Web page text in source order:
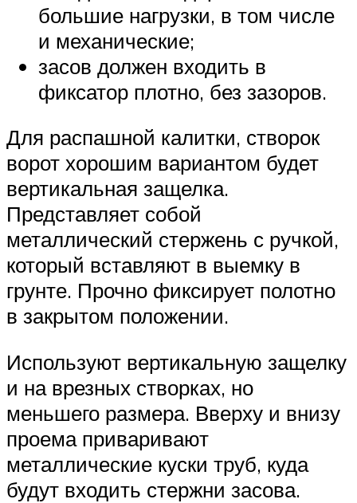
большие нагрузки, в том числе
и механические;
засов должен входить в
фиксатор плотно, без зазоров.
Для распашной калитки, створок
ворот хорошим вариантом будет
вертикальная защелка.
Представляет собой
металлический стержень с ручкой,
который вставляют в выемку в
грунте. Прочно фиксирует полотно
в закрытом положении.
Используют вертикальную защелку
и на врезных створках, но
меньшего размера. Вверху и внизу
проема приваривают
металлические куски труб, куда
будут входить стержни засова.